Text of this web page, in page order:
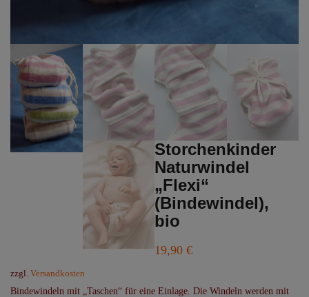
Storchenkinder
Naturwindel
„Flexi“
(Bindewindel),
bio
19,90 €
zzgl. Versandkosten
Bindewindeln mit „Taschen“ für eine Einlage. Die Windeln werden mit